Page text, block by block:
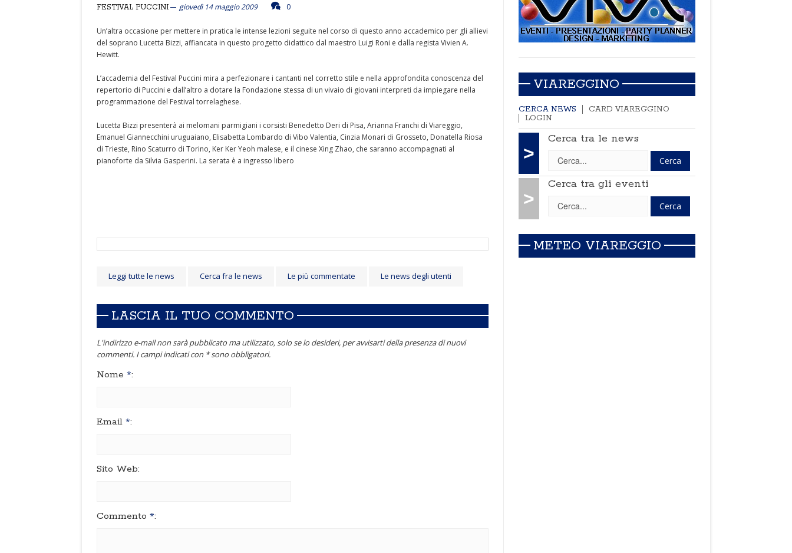
FESTIVAL PUCCINI giovedì 14 maggio 2009 0
Un’altra occasione per mettere in pratica le intense lezioni seguite nel corso di questo anno accademico per gli allievi
del soprano Lucetta Bizzi, affiancata in questo progetto didattico dal maestro Luigi Roni e dalla regista Vivien A.
Hewitt.
L’accademia del Festival Puccini mira a perfezionare i cantanti nel corretto stile e nella approfondita conoscenza del
repertorio di Puccini e dall’altro a dotare la Fondazione stessa di un vivaio di giovani interpreti da impiegare nella
programmazione del Festival torrelaghese.
Lucetta Bizzi presenterà ai melomani parmigiani i corsisti Benedetto Deri di Pisa, Arianna Franchi di Viareggio,
Emanuel Giannecchini uruguaiano, Elisabetta Lombardo di Vibo Valentia, Cinzia Monari di Grosseto, Donatella Riosa
di Trieste, Rino Scaturro di Torino, Ker Ker Yeoh malese, e il cinese Xing Zhao, che saranno accompagnati al
pianoforte da Silvia Gasperini. La serata è a ingresso libero
Leggi tutte le news Cerca fra le news Le più commentate Le news degli utenti
LASCIA IL TUO COMMENTO
L'indirizzo e-mail non sarà pubblicato ma utilizzato, solo se lo desideri, per avvisarti della presenza di nuovi
commenti. I campi indicati con * sono obbligatori.
Nome *:
Email *:
Sito Web:
Commento *:
VIAREGGINO
CERCA NEWS
CARD VIAREGGINO
LOGIN
>
Cerca tra le news
>
Cerca tra gli eventi
METEO VIAREGGIO